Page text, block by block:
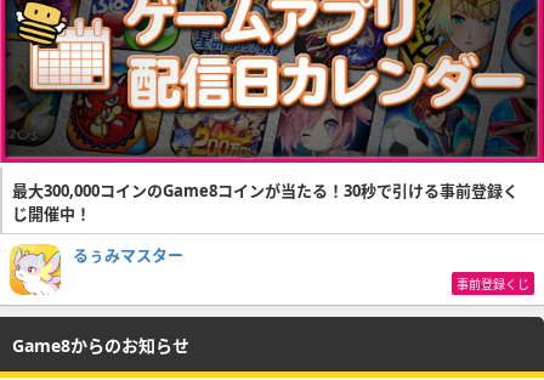
最大300,000コインのGame8コインが当たる！30秒で引ける事前登録く
じ開催中！
るぅみマスター
事前登録くじ
Game8からのお知らせ